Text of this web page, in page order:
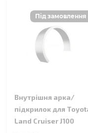
Внутрішня арка/
підкрилок для
Land Cruiser J100